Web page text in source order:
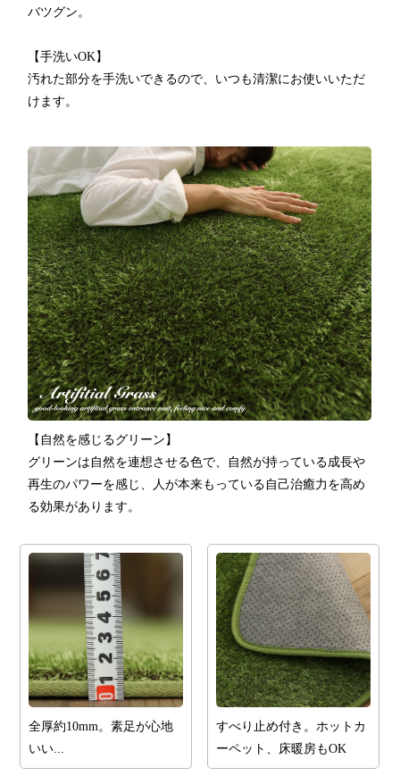
バツグン。
【手洗いOK】
汚れた部分を手洗いできるので、いつも清潔にお使いいただ
けます。
【自然を感じるグリーン】
グリーンは自然を連想させる色で、自然が持っている成長や
再生のパワーを感じ、人が本来もっている自己治癒力を高め
る効果があります。
全厚約10mm。素足が心地
いい...
すべり止め付き。ホットカ
ーペット、床暖房もOK